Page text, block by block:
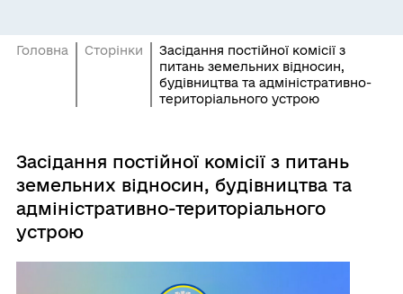
Головна Сторінки
Засідання постійної комісії з
питань земельних відносин,
будівництва та адміністративно-
територіального устрою
Засідання постійної комісії з питань
земельних відносин, будівництва та
адміністративно-територіального
устрою